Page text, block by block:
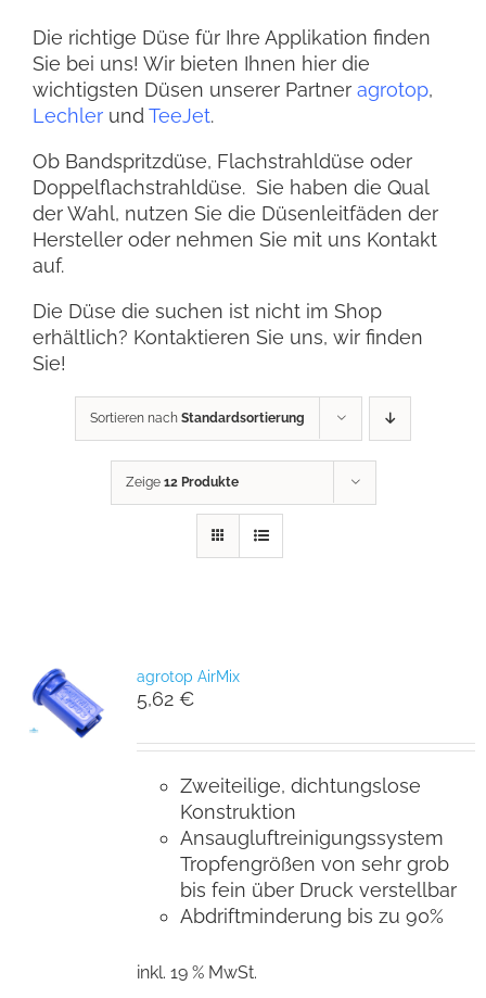
Die richtige Düse für Ihre Applikation finden
Sie bei uns! Wir bieten Ihnen hier die
wichtigsten Düsen unserer Partner agrotop,
Lechler und TeeJet.
Ob Bandspritzdüse, Flachstrahldüse oder
Doppelflachstrahldüse. Sie haben die Qual
der Wahl, nutzen Sie die Düsenleitfäden der
Hersteller oder nehmen Sie mit uns Kontakt
auf.
Die Düse die suchen ist nicht im Shop
erhältlich? Kontaktieren Sie uns, wir finden
Sie!
Sortieren nach Standardsortierung
Zeige 12 Produkte
agrotop AirMix
5,62 €
Zweiteilige, dichtungslose
Konstruktion
Ansaugluftreinigungssystem
Tropfengrößen von sehr grob
bis fein über Druck verstellbar
Abdriftminderung bis zu 90%
inkl. 19 % MwSt.